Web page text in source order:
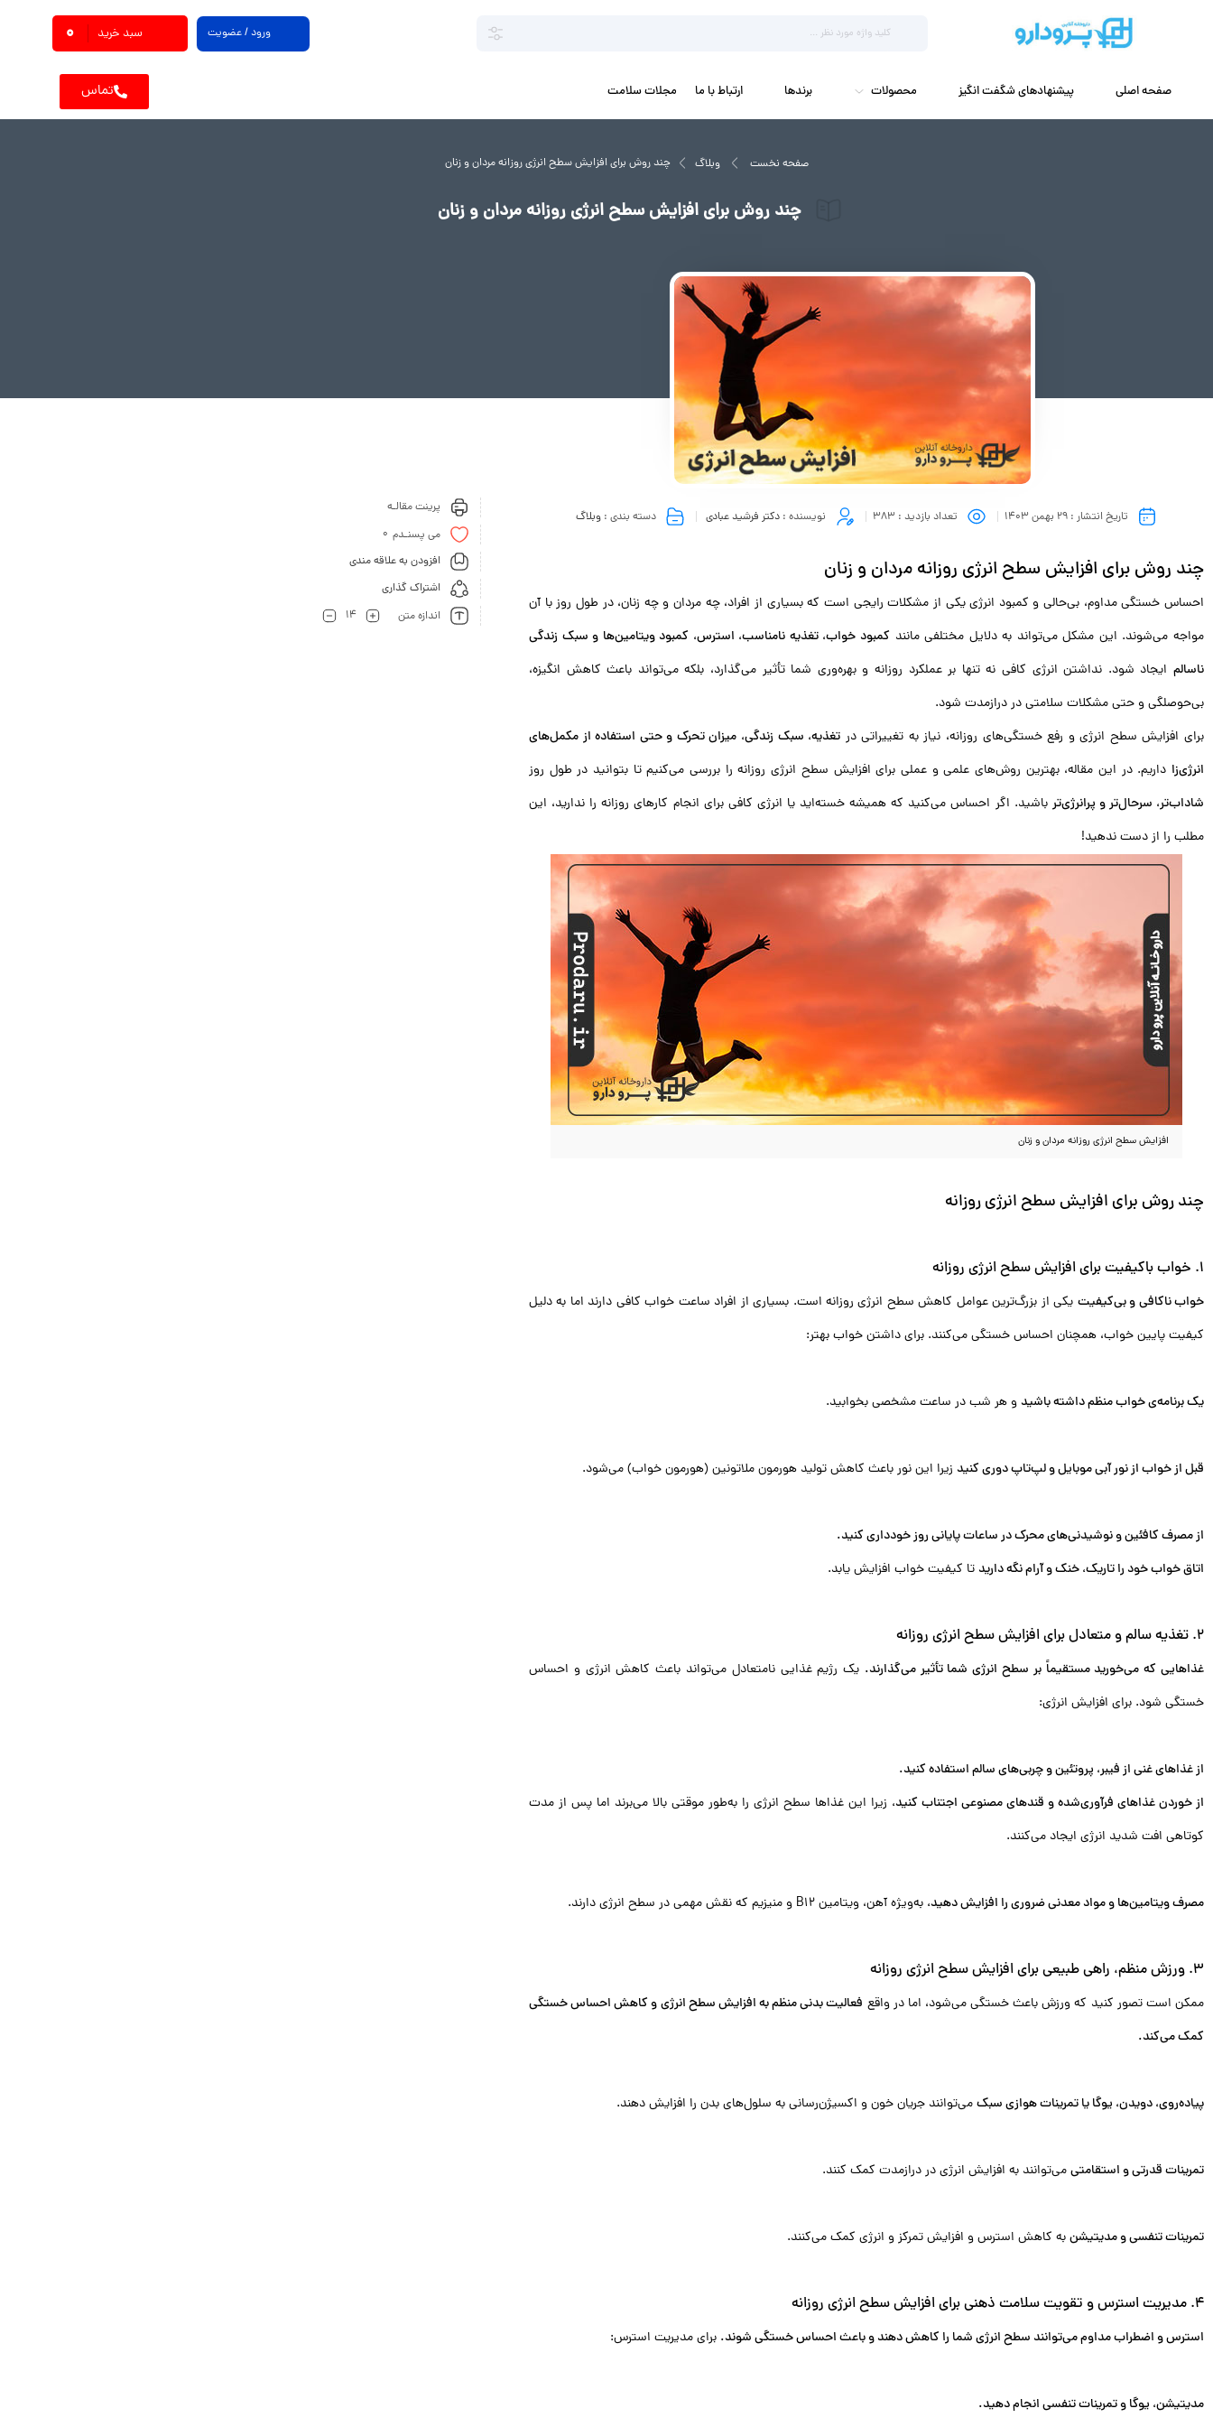
ورود / عضویت سبد خرید 0
صفحه اصلی پیشنهادهای شگفت انگیز محصولات برندها ارتباط با ما مجلات سلامت تماس
صفحه نخست وبلاگ چند روش برای افزایش سطح انرژی روزانه مردان و زنان
چند روش برای افزایش سطح انرژی روزانه مردان و زنان
تاریخ انتشار : 29 بهمن 1403 تعداد بازدید : 383 نویسنده : دکتر فرشید عبادی دسته بندی : وبلاگ
پرینت مقالـه
می پسنـدم 0
افزودن به علاقه مندی
اشتراک گذاری
اندازه متن
14
چند روش برای افزایش سطح انرژی روزانه مردان و زنان
احساس خستگی مداوم، بی‌حالی و کمبود انرژی یکی از مشکلات رایجی است که بسیاری از افراد، چه مردان و چه زنان، در طول روز با آن
مواجه می‌شوند. این مشکل می‌تواند به دلایل مختلفی مانند کمبود خواب، تغذیه نامناسب، استرس، کمبود ویتامین‌ها و سبک زندگی
ناسالم ایجاد شود. نداشتن انرژی کافی نه تنها بر عملکرد روزانه و بهره‌وری شما تأثیر می‌گذارد، بلکه می‌تواند باعث کاهش انگیزه،
بی‌حوصلگی و حتی مشکلات سلامتی در درازمدت شود.
برای افزایش سطح انرژی و رفع خستگی‌های روزانه، نیاز به تغییراتی در تغذیه، سبک زندگی، میزان تحرک و حتی استفاده از مکمل‌های
انرژی‌زا داریم. در این مقاله، بهترین روش‌های علمی و عملی برای افزایش سطح انرژی روزانه را بررسی می‌کنیم تا بتوانید در طول روز
شاداب‌تر، سرحال‌تر و پرانرژی‌تر باشید. اگر احساس می‌کنید که همیشه خسته‌اید یا انرژی کافی برای انجام کارهای روزانه را ندارید، این
مطلب را از دست ندهید!
افزایش سطح انرژی روزانه مردان و زنان
چند روش برای افزایش سطح انرژی روزانه
1. خواب باکیفیت برای افزایش سطح انرژی روزانه
خواب ناکافی و بی‌کیفیت یکی از بزرگ‌ترین عوامل کاهش سطح انرژی روزانه است. بسیاری از افراد ساعت خواب کافی دارند اما به دلیل
کیفیت پایین خواب، همچنان احساس خستگی می‌کنند. برای داشتن خواب بهتر:
یک برنامه‌ی خواب منظم داشته باشید و هر شب در ساعت مشخصی بخوابید.
قبل از خواب از نور آبی موبایل و لپ‌تاپ دوری کنید زیرا این نور باعث کاهش تولید هورمون ملاتونین (هورمون خواب) می‌شود.
از مصرف کافئین و نوشیدنی‌های محرک در ساعات پایانی روز خودداری کنید.
اتاق خواب خود را تاریک، خنک و آرام نگه دارید تا کیفیت خواب افزایش یابد.
2. تغذیه سالم و متعادل برای افزایش سطح انرژی روزانه
غذاهایی که می‌خورید مستقیماً بر سطح انرژی شما تأثیر می‌گذارند. یک رژیم غذایی نامتعادل می‌تواند باعث کاهش انرژی و احساس
خستگی شود. برای افزایش انرژی:
از غذاهای غنی از فیبر، پروتئین و چربی‌های سالم استفاده کنید.
از خوردن غذاهای فرآوری‌شده و قندهای مصنوعی اجتناب کنید، زیرا این غذاها سطح انرژی را به‌طور موقتی بالا می‌برند اما پس از مدت
کوتاهی افت شدید انرژی ایجاد می‌کنند.
مصرف ویتامین‌ها و مواد معدنی ضروری را افزایش دهید، به‌ویژه آهن، ویتامین B12 و منیزیم که نقش مهمی در سطح انرژی دارند.
3. ورزش منظم، راهی طبیعی برای افزایش سطح انرژی روزانه
ممکن است تصور کنید که ورزش باعث خستگی می‌شود، اما در واقع فعالیت بدنی منظم به افزایش سطح انرژی و کاهش احساس خستگی
کمک می‌کند.
پیاده‌روی، دویدن، یوگا یا تمرینات هوازی سبکمی‌توانند جریان خون و اکسیژن‌رسانی به سلول‌های بدن را افزایش دهند.
تمرینات قدرتی و استقامتیمی‌توانند به افزایش انرژی در درازمدت کمک کنند.
تمرینات تنفسی و مدیتیشنبه کاهش استرس و افزایش تمرکز و انرژی کمک می‌کنند.
4. مدیریت استرس و تقویت سلامت ذهنی برای افزایش سطح انرژی روزانه
استرس و اضطراب مداوم می‌توانند سطح انرژی شما را کاهش دهند و باعث احساس خستگی شوند. برای مدیریت استرس:
مدیتیشن، یوگا و تمرینات تنفسی انجام دهید.